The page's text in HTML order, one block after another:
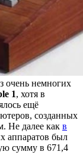
очень немногих
1, хотя в
ещё
созданных
Не далее как в
аппаратов был
сумму в 671,4